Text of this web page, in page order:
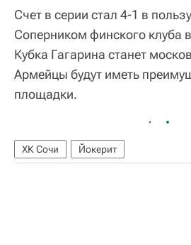
Счет в серии стал 4-1 в
Соперником финского клуба
Кубка Гагарина станет
Армейцы будут иметь
площадки.
ХК Сочи Йокерит